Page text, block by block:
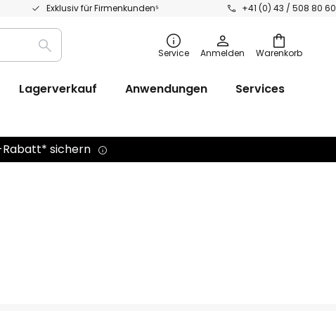
Exklusiv für Firmenkunden⁵ +41 (0) 43 / 508 80 60
Warenkorb
Suche Service Anmelden
Lagerverkauf Anwendungen
Services
Rabatt* sichern